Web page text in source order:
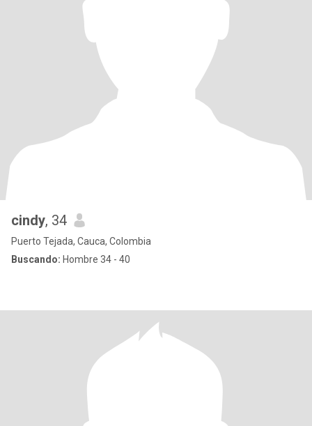
cindy, 34
Puerto Tejada, Cauca, Colombia
Buscando: Hombre 34 - 40